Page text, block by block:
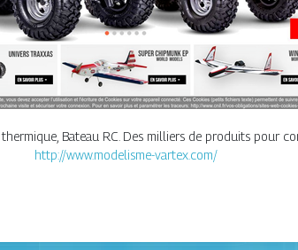
Bateau RC. Des milliers de produits pour
http://www.modelisme-vartex.com/